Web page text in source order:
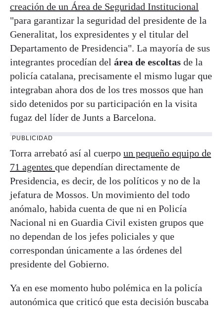
creación de un Área de Seguridad Institucional
"para garantizar la seguridad del presidente de la
Generalitat, los expresidentes y el titular del
Departamento de Presidencia". La mayoría de sus
integrantes procedían del área de escoltas de la
policía catalana, precisamente el mismo lugar que
integraban ahora dos de los tres mossos que han
sido detenidos por su participación en la visita
fugaz del líder de Junts a Barcelona.
PUBLICIDAD
Torra arrebató así al cuerpo un pequeño equipo de
71 agentes que dependían directamente de
Presidencia, es decir, de los políticos y no de la
jefatura de Mossos. Un movimiento del todo
anómalo, habida cuenta de que ni en Policía
Nacional ni en Guardia Civil existen grupos que
no dependan de los jefes policiales y que
correspondan únicamente a las órdenes del
presidente del Gobierno.
Ya en ese momento hubo polémica en la policía
autonómica que criticó que esta decisión buscaba